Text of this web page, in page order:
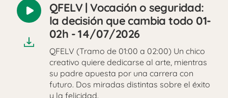
Reproducir
audio
QFELV | Vocación o seguridad:
la decisión que cambia todo 01-
02h - 14/07/2026
QFELV (Tramo de 01:00 a 02:00) Un chico
creativo quiere dedicarse al arte, mientras
su padre apuesta por una carrera con
futuro. Dos miradas distintas sobre el éxito
y la felicidad.